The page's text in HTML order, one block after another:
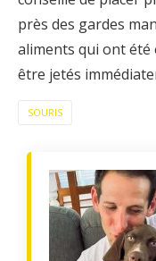
près des gardes
aliments qui ont été
être jetés
SOURIS